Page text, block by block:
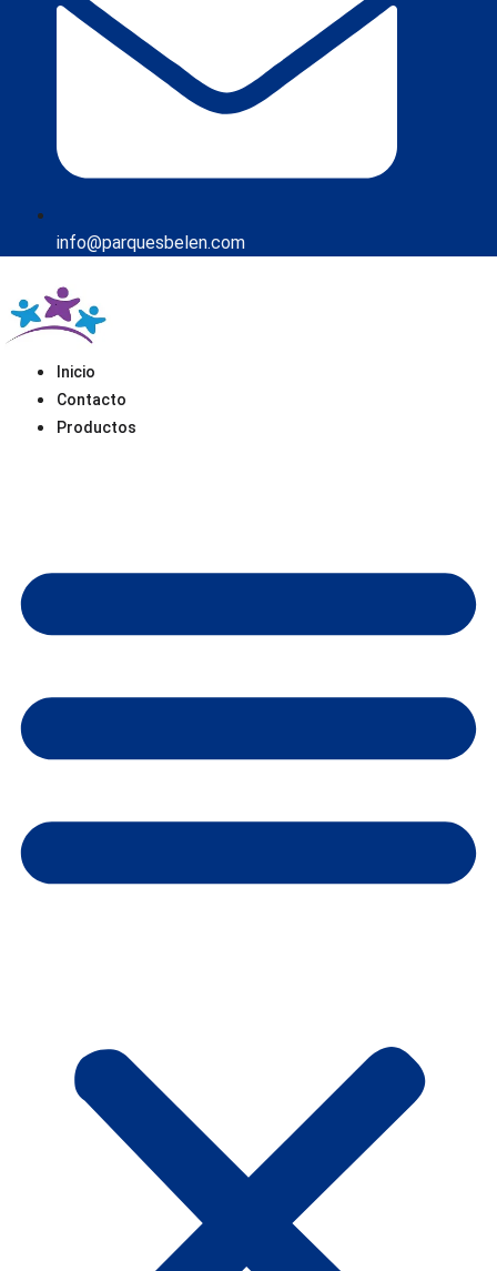
info@parquesbelen.com
Inicio
Contacto
Productos